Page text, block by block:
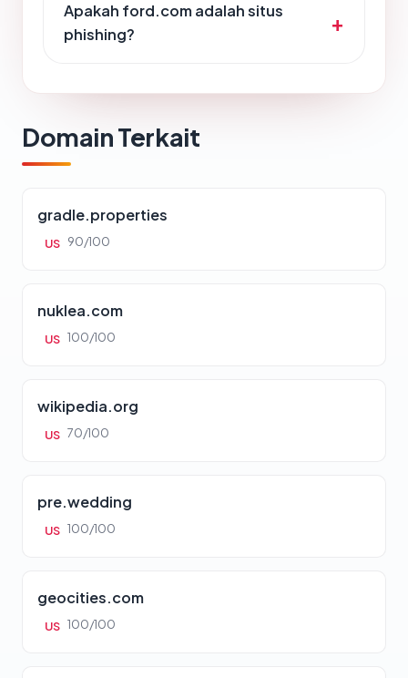
Apakah ford.com adalah situs
phishing?
Domain Terkait
gradle.properties
US 90/100
nuklea.com
US 100/100
wikipedia.org
US 70/100
pre.wedding
US 100/100
geocities.com
US 100/100